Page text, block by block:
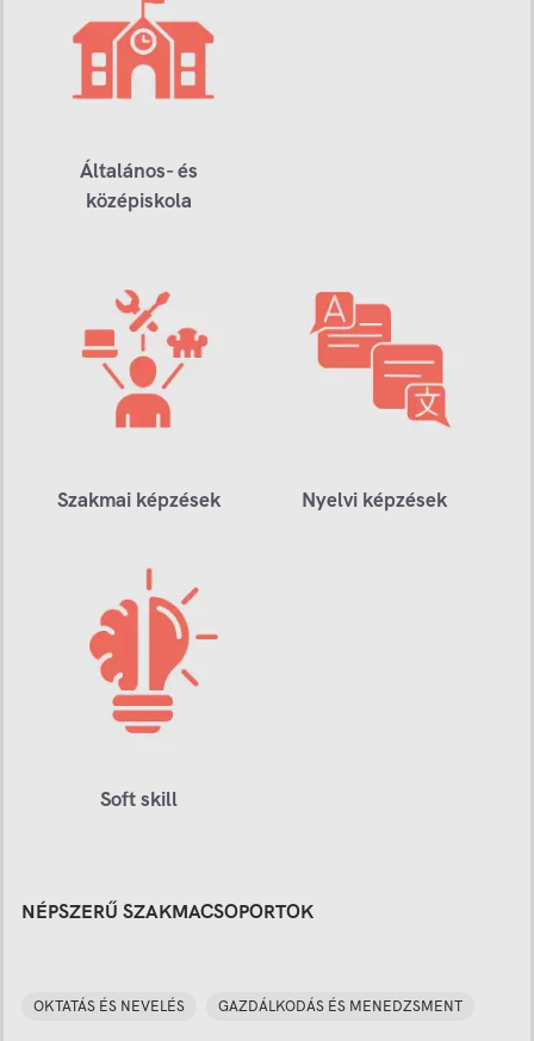
Általános- és
középiskola
Szakmai képzések Nyelvi képzések
Soft skill
NÉPSZERŰ SZAKMACSOPORTOK
OKTATÁS ÉS NEVELÉS GAZDÁLKODÁS ÉS MENEDZSMENT